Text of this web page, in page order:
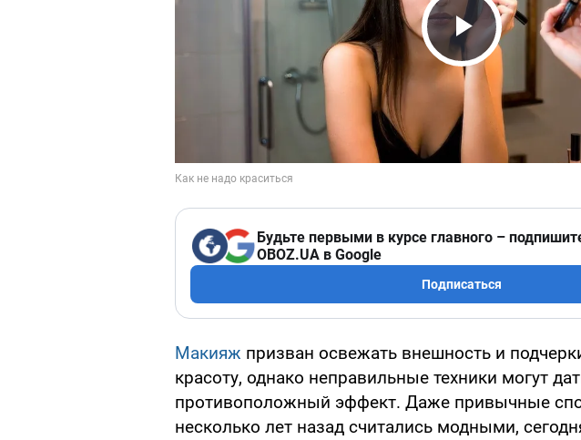
Play
Будьте первыми в курсе главного –
OBOZ.UA в Google
Подписаться
Макияж призван освежать внешность и
красоту, однако неправильные техники могут
противоположный эффект. Даже привычные
несколько лет назад считались модными,